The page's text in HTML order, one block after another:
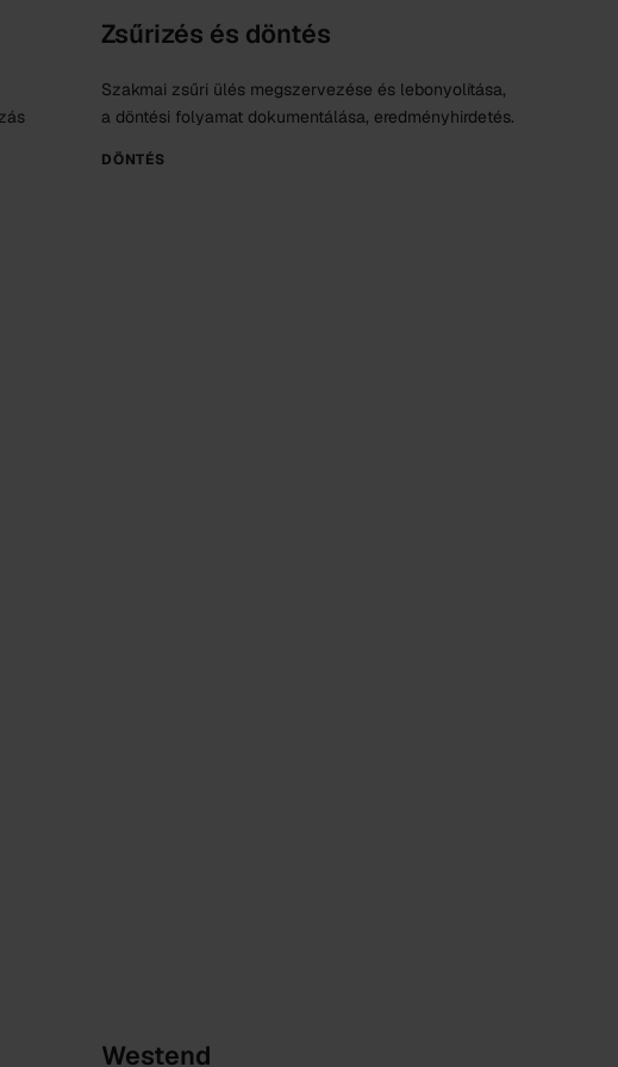
Zsűrizés és döntés
Szakmai zsűri ülés megszervezése és lebonyolítása,
a döntési folyamat dokumentálása, eredményhirdetés.
DÖNTÉS
Westend